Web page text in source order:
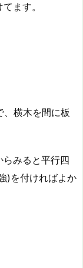
ます。
横木を間に板
みると平行四
)を付ければよか